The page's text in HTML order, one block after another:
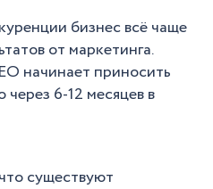
бизнес всё чаще
от маркетинга.
начинает приносить
6-12 месяцев в
существуют